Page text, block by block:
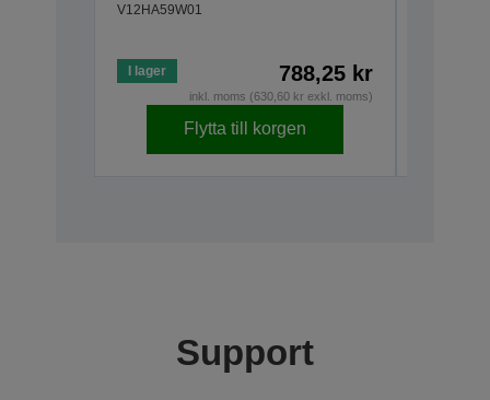
V12HA59W01
I lager 788,25 kr
inkl. moms (630,60 kr exkl. moms)
Flytta till korgen
Support